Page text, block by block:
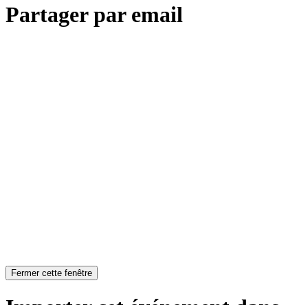
Partager par email
Fermer cette fenêtre